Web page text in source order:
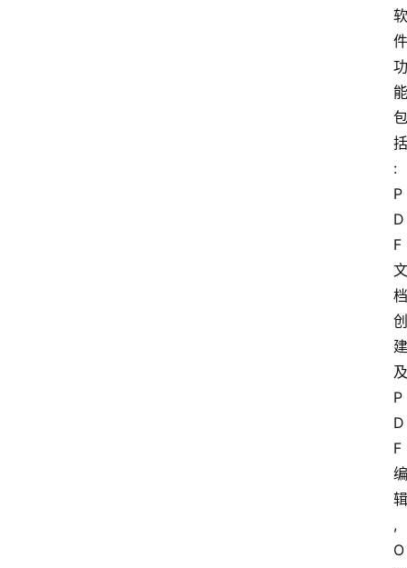
软
件
功
能
包
括
:
P
D
F
文
档
创
建
及
P
D
F
编
辑
,
O